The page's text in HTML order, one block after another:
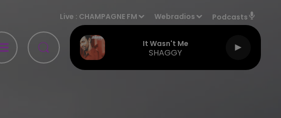
Live : CHAMPAGNE FM Webradios Podcasts
It Wasn't Me
SHAGGY